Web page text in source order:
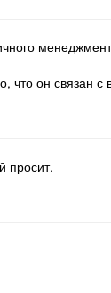
что он
просит.